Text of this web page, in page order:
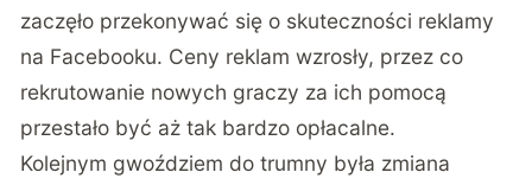
zaczęło przekonywać się o skuteczności reklamy
na Facebooku. Ceny reklam wzrosły, przez co
rekrutowanie nowych graczy za ich pomocą
przestało być aż tak bardzo opłacalne.
Kolejnym gwoździem do trumny była zmiana